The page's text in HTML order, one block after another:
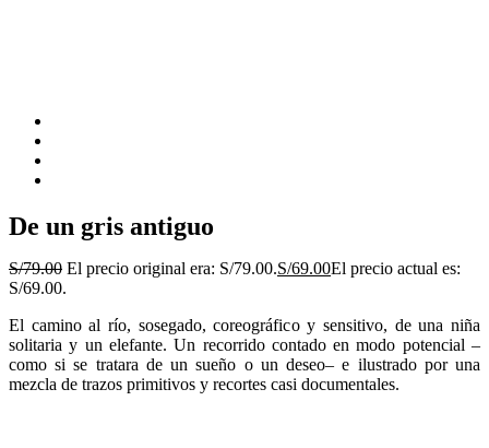
De un gris antiguo
S/79.00 El precio original era: S/79.00.S/69.00El precio actual es:
S/69.00.
El camino al río, sosegado, coreográfico y sensitivo, de una niña
solitaria y un elefante. Un recorrido contado en modo potencial –
como si se tratara de un sueño o un deseo– e ilustrado por una
mezcla de trazos primitivos y recortes casi documentales.